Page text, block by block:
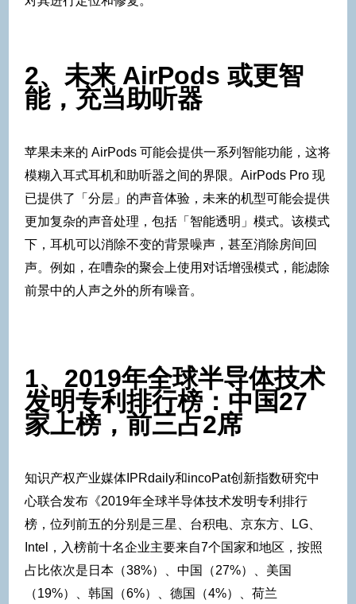
2、未来 AirPods 或更智
能，充当助听器
苹果未来的 AirPods 可能会提供一系列智能功能，这将
模糊入耳式耳机和助听器之间的界限。AirPods Pro 现
已提供了「分层」的声音体验，未来的机型可能会提供
更加复杂的声音处理，包括「智能透明」模式。该模式
下，耳机可以消除不变的背景噪声，甚至消除房间回
声。例如，在嘈杂的聚会上使用对话增强模式，能滤除
前景中的人声之外的所有噪音。
1、2019年全球半导体技术
发明专利排行榜：中国27
家上榜，前三占2席
知识产权产业媒体IPRdaily和incoPat创新指数研究中
心联合发布《2019年全球半导体技术发明专利排行
榜，位列前五的分别是三星、台积电、京东方、LG、
Intel，入榜前十名企业主要来自7个国家和地区，按照
占比依次是日本（38%）、中国（27%）、美国
（19%）、韩国（6%）、德国（4%）、荷兰